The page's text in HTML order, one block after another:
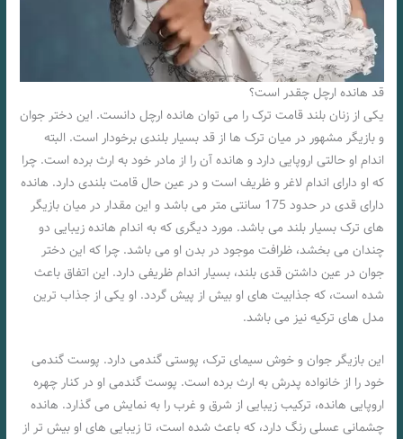
قد هانده ارچل چقدر است؟
یکی از زنان بلند قامت ترک را می توان هانده ارچل دانست. این دختر جوان
و بازیگر مشهور در میان ترک ها از قد بسیار بلندی برخودار است. البته
اندام او حالتی اروپایی دارد و هانده آن را از مادر خود به ارث برده است. چرا
که او دارای اندام لاغر و ظریف است و در عین حال قامت بلندی دارد. هانده
دارای قدی در حدود 175 سانتی متر می باشد و این مقدار در میان بازیگر
های ترک بسیار بلند می باشد. مورد دیگری که به اندام هانده زیبایی دو
چندان می بخشد، ظرافت موجود در بدن او می باشد. چرا که این دختر
جوان در عین داشتن قدی بلند، بسیار اندام ظریفی دارد. این اتفاق باعث
شده است، که جذابیت های او بیش از پیش گردد. او یکی از جذاب ترین
مدل های ترکیه نیز می باشد.
این بازیگر جوان و خوش سیمای ترک، پوستی گندمی دارد. پوست گندمی
خود را از خانواده پدرش به ارث برده است. پوست گندمی او در کنار چهره
اروپایی هانده، ترکیب زیبایی از شرق و غرب را به نمایش می گذارد. هانده
چشمانی عسلی رنگ دارد، که باعث شده است، تا زیبایی های او بیش تر از